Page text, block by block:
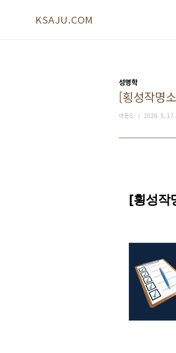
KSAJU.COM
성명학
[횡성작명
이든S 2020. 5.
[횡성작